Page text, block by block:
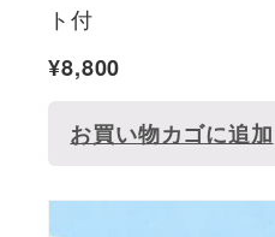
ト付
¥8,800
お買い物カゴに追加